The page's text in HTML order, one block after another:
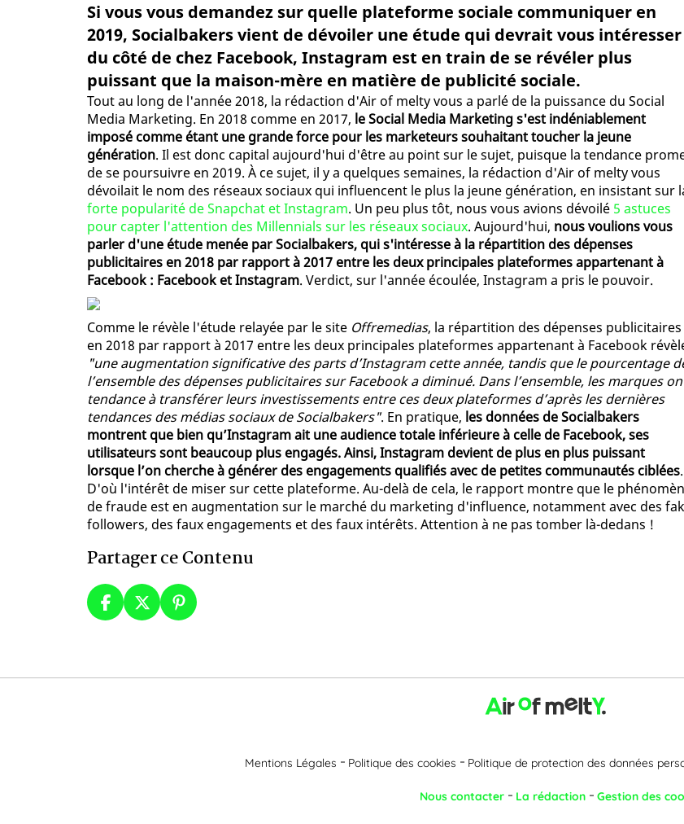
Si vous vous demandez sur quelle plateforme sociale communiquer en
2019, Socialbakers vient de dévoiler une étude qui devrait vous intéresser
du côté de chez Facebook, Instagram est en train de se révéler plus
puissant que la maison-mère en matière de publicité sociale.
Tout au long de l'année 2018, la rédaction d'Air of melty vous a parlé de la puissance du Social
Media Marketing. En 2018 comme en 2017, le Social Media Marketing s'est indéniablement
imposé comme étant une grande force pour les marketeurs souhaitant toucher la jeune
génération. Il est donc capital aujourd'hui d'être au point sur le sujet, puisque la tendance
de se poursuivre en 2019. À ce sujet, il y a quelques semaines, la rédaction d'Air of melty vous
dévoilait le nom des réseaux sociaux qui influencent le plus la jeune génération, en insistant sur
forte popularité de Snapchat et Instagram. Un peu plus tôt, nous vous avions dévoilé 5 astuces
pour capter l'attention des Millennials sur les réseaux sociaux. Aujourd'hui, nous voulions vous
parler d'une étude menée par Socialbakers, qui s'intéresse à la répartition des dépenses
publicitaires en 2018 par rapport à 2017 entre les deux principales plateformes appartenant à
Facebook : Facebook et Instagram. Verdict, sur l'année écoulée, Instagram a pris le pouvoir.
Comme le révèle l'étude relayée par le site Offremedias, la répartition des dépenses publicitaires
en 2018 par rapport à 2017 entre les deux principales plateformes appartenant à Facebook
"une augmentation significative des parts d’Instagram cette année, tandis que le pourcentage
l’ensemble des dépenses publicitaires sur Facebook a diminué. Dans l’ensemble, les marques
tendance à transférer leurs investissements entre ces deux plateformes d’après les dernières
tendances des médias sociaux de Socialbakers". En pratique, les données de Socialbakers
montrent que bien qu’Instagram ait une audience totale inférieure à celle de Facebook, ses
utilisateurs sont beaucoup plus engagés. Ainsi, Instagram devient de plus en plus puissant
lorsque l’on cherche à générer des engagements qualifiés avec de petites communautés ciblées.
D'où l'intérêt de miser sur cette plateforme. Au-delà de cela, le rapport montre que le
de fraude est en augmentation sur le marché du marketing d'influence, notamment avec des
followers, des faux engagements et des faux intérêts. Attention à ne pas tomber là-dedans !
Partager ce Contenu
Mentions Légales Politique des cookies Politique de protection des données
Nous contacter La rédaction Gestion des